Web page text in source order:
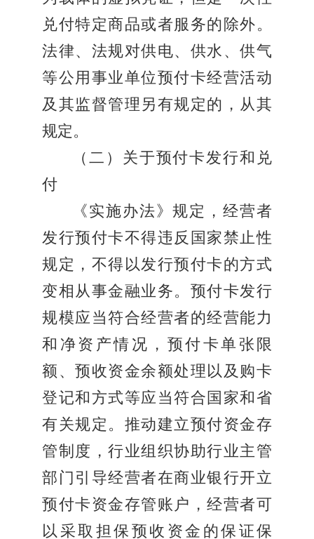
兑付特定商品或者服务的除外。
法律、法规对供电、供水、供气
等公用事业单位预付卡经营活动
及其监督管理另有规定的，从其
规定。
（二）关于预付卡发行和兑
付
《实施办法》规定，经营者
发行预付卡不得违反国家禁止性
规定，不得以发行预付卡的方式
变相从事金融业务。预付卡发行
规模应当符合经营者的经营能力
和净资产情况，预付卡单张限
额、预收资金余额处理以及购卡
登记和方式等应当符合国家和省
有关规定。推动建立预付资金存
管制度，行业组织协助行业主管
部门引导经营者在商业银行开立
预付卡资金存管账户，经营者可
以采取担保预收资金的保证保